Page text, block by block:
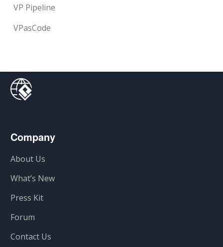
VP Pipeline
VPasCode
Company
About Us
What’s New
Press Kit
Forum
Contact Us